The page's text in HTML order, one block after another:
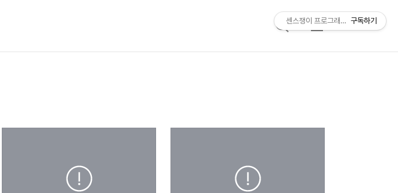
검
메
센스쟁이 프로그래머, 비트센스
구독하기